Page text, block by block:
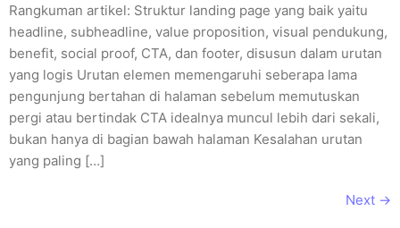
Rangkuman artikel: Struktur landing page yang baik yaitu
headline, subheadline, value proposition, visual pendukung,
benefit, social proof, CTA, dan footer, disusun dalam urutan
yang logis Urutan elemen memengaruhi seberapa lama
pengunjung bertahan di halaman sebelum memutuskan
pergi atau bertindak CTA idealnya muncul lebih dari sekali,
bukan hanya di bagian bawah halaman Kesalahan urutan
yang paling […]
Next →